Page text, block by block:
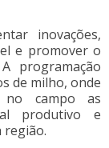
inovações,
e promover o
programação
de milho, onde
no campo as
produtivo e
região.